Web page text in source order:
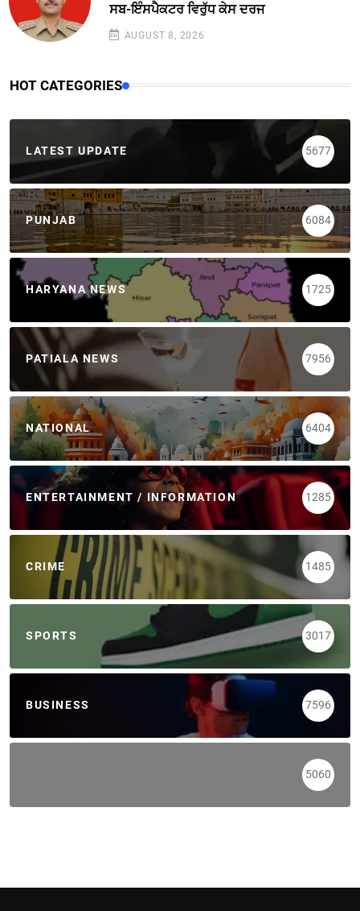
ਸਬ-ਇੰਸਪੈਕਟਰ ਵਿਰੁੱਧ ਕੇਸ ਦਰਜ
AUGUST 8, 2026
HOT CATEGORIES
LATEST UPDATE 5677
PUNJAB 6084
HARYANA NEWS 1725
PATIALA NEWS 7956
NATIONAL 6404
ENTERTAINMENT / INFORMATION 1285
CRIME 1485
SPORTS 3017
BUSINESS 7596
5060